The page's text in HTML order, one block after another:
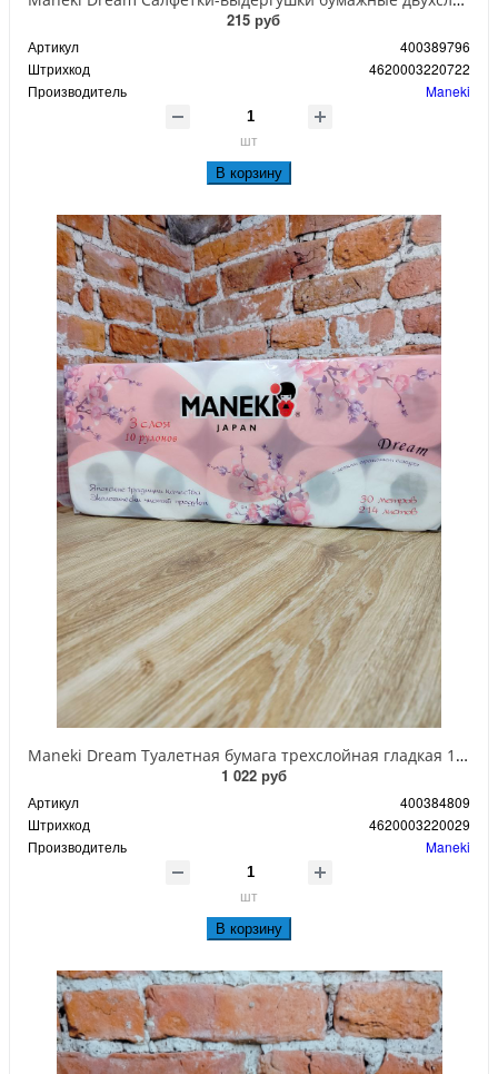
215 руб
Артикул
400389796
Штрихкод
4620003220722
Производитель
Maneki
шт
В корзину
Maneki Dream Туалетная бумага трехслойная гладкая 10 рулонов
1 022 руб
Артикул
400384809
Штрихкод
4620003220029
Производитель
Maneki
шт
В корзину